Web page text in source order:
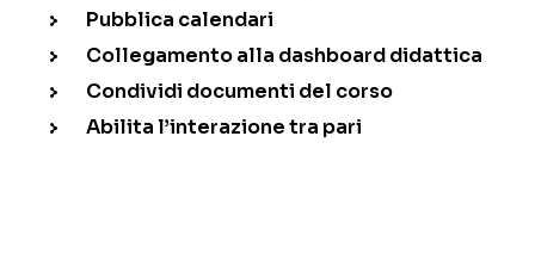
Pubblica calendari
Collegamento alla dashboard didattica
Condividi documenti del corso
Abilita l’interazione tra pari